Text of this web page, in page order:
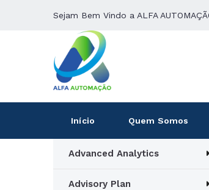
Sejam Bem Vindo a ALFA
Início Quem Somos
Advanced Analytics
Advisory Plan